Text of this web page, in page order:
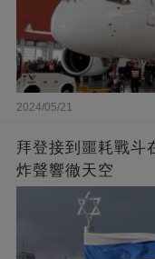
2024/05/21
拜登接到噩耗戰斗
炸聲響徹天空